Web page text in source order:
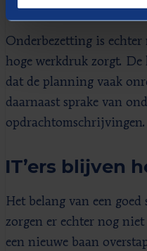
de sector kiezen.
Onderbezetting is
hoge werkdruk zorgt. De
dat de planning vaak
daarnaast sprake van
opdrachtomschrijvingen.
IT’ers blijven
Het belang van een
zorgen er echter nog niet
een nieuwe baan